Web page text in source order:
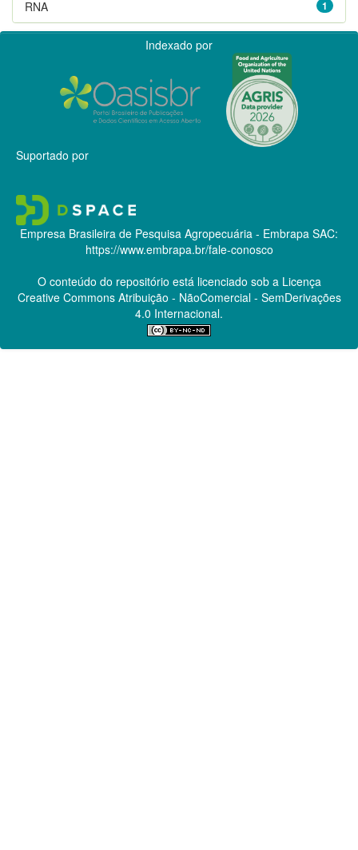
1
RNA
Indexado por
Suportado por
Empresa Brasileira de Pesquisa Agropecuária - Embrapa SAC:
https://www.embrapa.br/fale-conosco
O conteúdo do repositório está licenciado sob a Licença
Creative CommonsAtribuição - NãoComercial - SemDerivações
4.0 Internacional.